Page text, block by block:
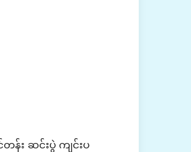
န်း ဆင်းပွဲ ကျင်းပ